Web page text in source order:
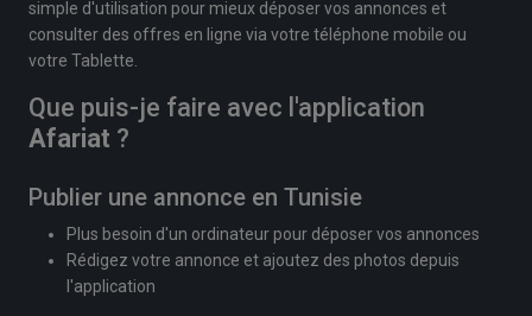
simple d'utilisation pour mieux déposer vos annonces et
consulter des offres en ligne via votre téléphone mobile ou
votre Tablette.
Que puis-je faire avec l'application
Afariat ?
Publier une annonce en Tunisie
Plus besoin d'un ordinateur pour déposer vos annonces
Rédigez votre annonce et ajoutez des photos depuis
l'application